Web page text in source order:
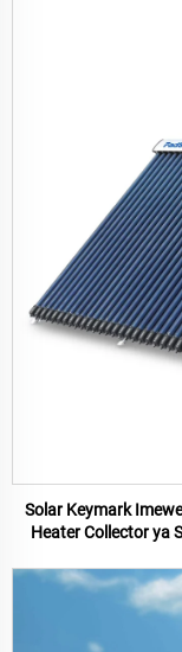
Solar Keymark
Heater Collector ya